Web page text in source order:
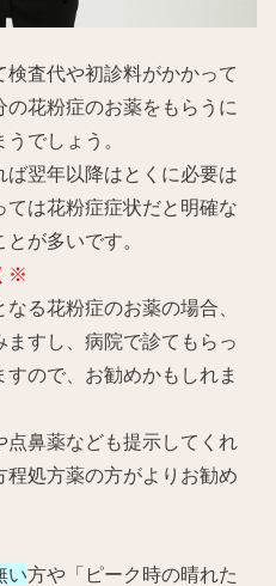
査代や初診料がかかって
の花粉症のお薬をもらうに
でしょう。
翌年以降はとくに必要は
は花粉症症状だと明確な
が多いです。
※
る花粉症のお薬の場合、
すし、病院で診てもらっ
ので、お勧めかもしれま
点鼻薬なども提示してくれ
程処方薬の方がよりお勧め
い方や「ピーク時の晴れた